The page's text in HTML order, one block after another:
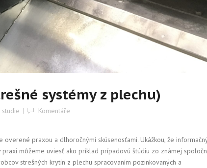
systémy z plechu)
Komentáře
praxou a dlhoročnými skúsenosťami. Ukážkou, že
môžeme uviesť ako príklad prípadovú štúdiu zo známej
strešných krytín z plechu spracovaním pozinkovaných a